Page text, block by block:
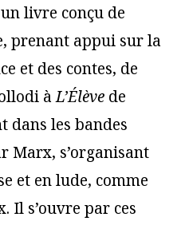
livre conçu de
prenant appui sur la
et des contes, de
àL’Élève de
dans les bandes
Marx, s’organisant
et en lude, comme
Il s’ouvre par ces